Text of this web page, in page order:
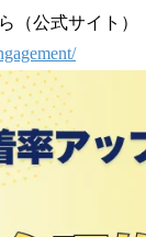
（公式サイト）